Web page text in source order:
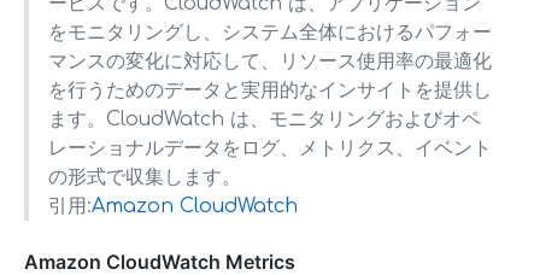
をモニタリングし、システム全体におけるパフォー
マンスの変化に対応して、リソース使用率の最適化
を行うためのデータと実用的なインサイトを提供し
ます。CloudWatch は、モニタリングおよびオペ
レーショナルデータをログ、メトリクス、イベント
の形式で収集します。
引用:Amazon CloudWatch
Amazon CloudWatch Metrics